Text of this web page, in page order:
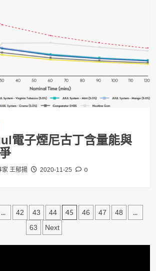
電子煙尼古丁含量能與
家 王郁揚 2020-11-25 0
... 42 43 44 45 46 47 48 ...
63 Next